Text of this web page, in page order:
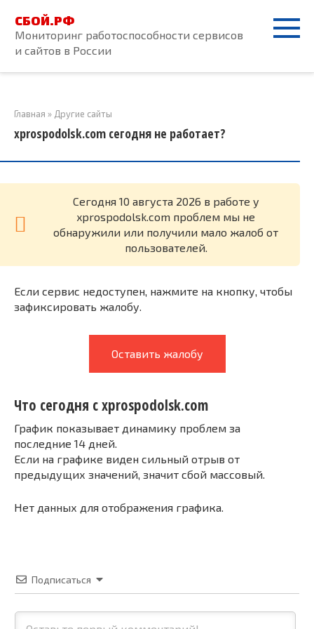
контенту
СБОЙ.РФ
Мониторинг работоспособности сервисов
и сайтов в России
Главная » Другие сайты
xprospodolsk.com сегодня не работает?
Cегодня 10 августа 2026 в работе у
xprospodolsk.com проблем мы не
обнаружили или получили мало жалоб от
пользователей.
Если сервис недоступен, нажмите на кнопку, чтобы
зафиксировать жалобу.
Оставить жалобу
Что сегодня с xprospodolsk.com
График показывает динамику проблем за
последние 14 дней.
Если на графике виден сильный отрыв от
предыдущих значений, значит сбой массовый.
Нет данных для отображения графика.
Подписаться